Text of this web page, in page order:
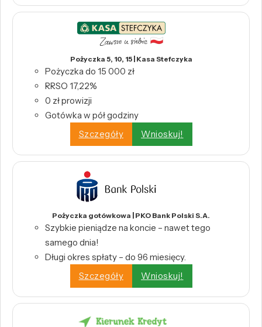
Pożyczka 5, 10, 15 | Kasa Stefczyka
Pożyczka do 15 000 zł
RRSO 17,22%
0 zł prowizji
Gotówka w pół godziny
Szczegóły
Wnioskuj!
Pożyczka gotówkowa | PKO Bank Polski S.A.
Szybkie pieniądze na koncie – nawet tego
samego dnia!
Długi okres spłaty – do 96 miesięcy.
Szczegóły
Wnioskuj!